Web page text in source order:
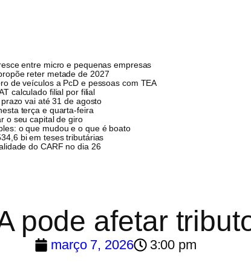
entre micro e pequenas empresas
reter metade de 2027
de veículos a PcD e pessoas com TEA
calculado filial por filial
vai até 31 de agosto
terça e quarta-feira
o seu capital de giro
o que mudou e o que é boato
bi em teses tributárias
do CARF no dia 26
pode afetar
março 7, 2026 3:00 pm